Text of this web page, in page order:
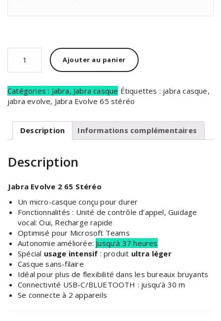
Ajouter au panier
Catégories : Jabra, Jabra casque Étiquettes : jabra casque,
jabra evolve, Jabra Evolve 65 stéréo
Description Informations complémentaires
Description
Jabra Evolve 2 65 Stéréo
Un micro-casque conçu pour durer
Fonctionnalités : Unité de contrôle d’appel, Guidage
vocal: Oui, Recharge rapide
Optimisé pour Microsoft Teams
Autonomie améliorée: Jusqu’à 37 heures
Spécial usage intensif : produit ultra léger
Casque sans-filaire
Idéal pour plus de flexibilité dans les bureaux bruyants
Connectivité USB-C/BLUETOOTH : jusqu’à 30 m
Se connecte à 2 appareils